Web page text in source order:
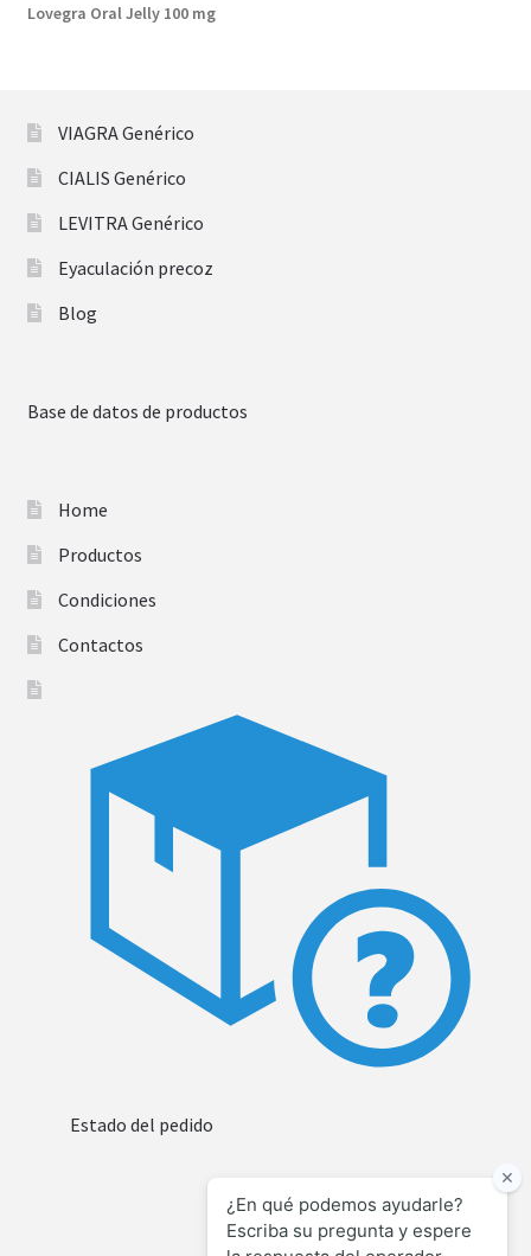
Lovegra Oral Jelly 100 mg
VIAGRA Genérico
CIALIS Genérico
LEVITRA Genérico
Eyaculación precoz
Blog
Base de datos de productos
Home
Productos
Condiciones
Contactos
Estado del pedido